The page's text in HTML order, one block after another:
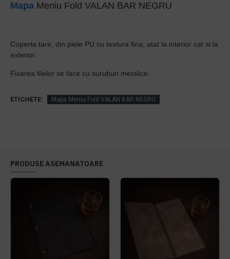
Mapa Meniu Fold VALAN BAR NEGRU
Coperta tare, din piele PU cu textura fina, atat la interior cat si la
exterior.
Fixarea filelor se face cu suruburi metalice.
ETICHETE: Mapa Meniu Fold VALAN BAR NEGRU
PRODUSE ASEMANATOARE